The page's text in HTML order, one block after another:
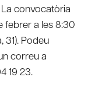
convocatòria
febrer a les 8:30
31). Podeu
correu a
19 23.